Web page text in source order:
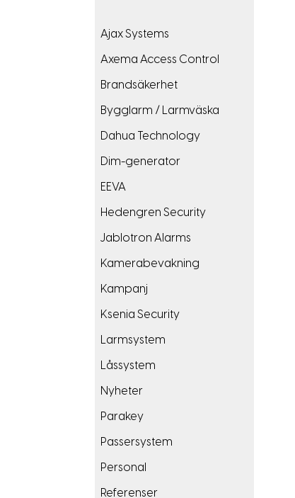
Ajax Systems
Axema Access Control
Brandsäkerhet
Bygglarm / Larmväska
Dahua Technology
Dim-generator
EEVA
Hedengren Security
Jablotron Alarms
Kamerabevakning
Kampanj
Ksenia Security
Larmsystem
Låssystem
Nyheter
Parakey
Passersystem
Personal
Referenser